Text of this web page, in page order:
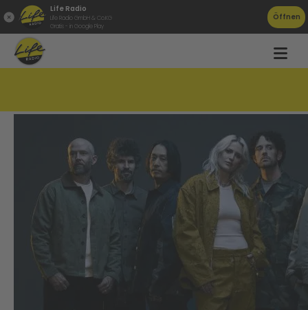
Life Radio
Life Radio GmbH & Co.KG
Gratis - in Google Play
Öffnen